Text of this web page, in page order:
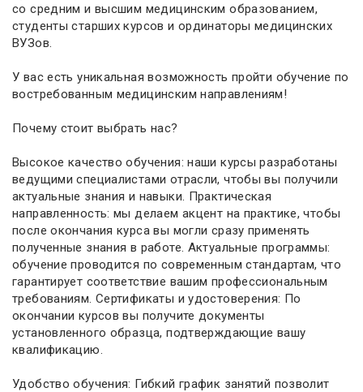
со средним и высшим медицинским образованием,
студенты старших курсов и ординаторы медицинских
ВУЗов.
У вас есть уникальная возможность пройти обучение по
востребованным медицинским направлениям!
Почему стоит выбрать нас?
Высокое качество обучения: наши курсы разработаны
ведущими специалистами отрасли, чтобы вы получили
актуальные знания и навыки. Практическая
направленность: мы делаем акцент на практике, чтобы
после окончания курса вы могли сразу применять
полученные знания в работе. Актуальные программы:
обучение проводится по современным стандартам, что
гарантирует соответствие вашим профессиональным
требованиям. Сертификаты и удостоверения: По
окончании курсов вы получите документы
установленного образца, подтверждающие вашу
квалификацию.
Удобство обучения: Гибкий график занятий позволит